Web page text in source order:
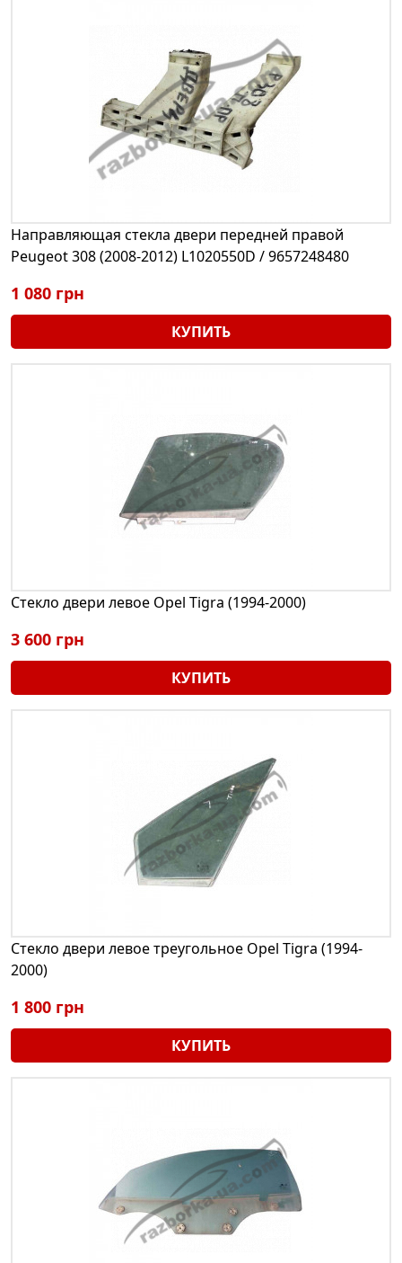
Направляющая стекла двери передней правой
Peugeot 308 (2008-2012) L1020550D / 9657248480
1 080 грн
КУПИТЬ
Стекло двери левое Opel Tigra (1994-2000)
3 600 грн
КУПИТЬ
Стекло двери левое треугольное Opel Tigra (1994-
2000)
1 800 грн
КУПИТЬ